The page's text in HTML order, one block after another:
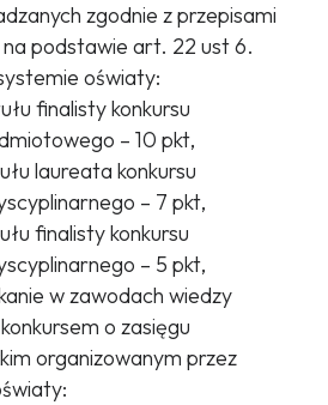
zgodnie z przepisami
podstawie art. 22 ust 6.
oświaty:
finalisty konkursu
– 10 pkt,
laureata konkursu
– 7 pkt,
finalisty konkursu
– 5 pkt,
w zawodach wiedzy
o zasięgu
organizowanym przez